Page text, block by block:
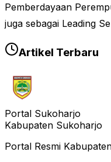
Pemberdayaan
juga sebagai Leading
Artikel Terbaru
Portal Sukoharjo
Kabupaten Sukoharjo
Portal Resmi